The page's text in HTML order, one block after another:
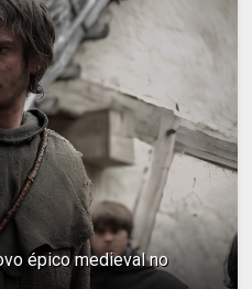
épico medieval no